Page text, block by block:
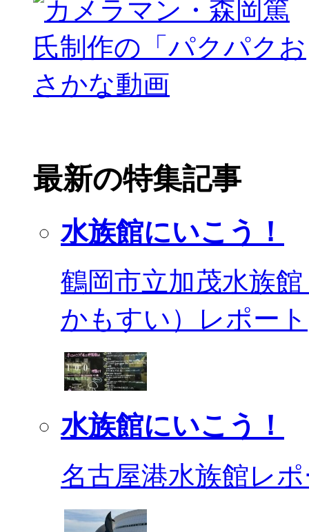
最新の特集記事
水族館にいこう！
鶴岡市立加茂水族
かもすい）レポート
水族館にいこう！
名古屋港水族館レ